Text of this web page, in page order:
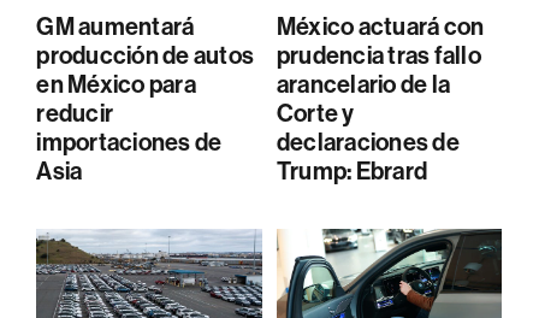
GM aumentará
producción de autos
en México para
reducir
importaciones de
Asia
México actuará con
prudencia tras fallo
arancelario de la
Corte y
declaraciones de
Trump: Ebrard